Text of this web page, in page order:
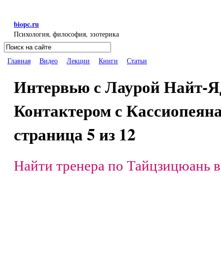
biopc.ru
Психология, философия, эзотерика
Форма поиска
Поиск
Главная Видео Лекции Книги Статьи
Интервью с Лаурой Найт-
Контактером с
страница 5 из 12
Найти тренера по Тайцзицюань